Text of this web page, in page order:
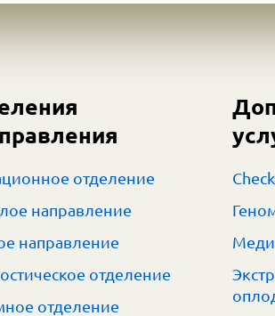
отделение
направление
направление
отделение
отделение